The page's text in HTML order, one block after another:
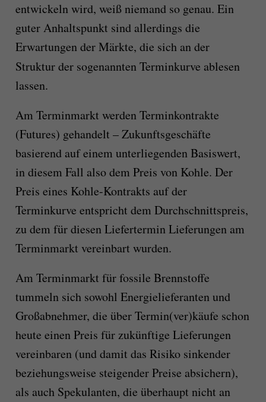
entwickeln wird, weiß niemand so genau. Ein
guter Anhaltspunkt sind allerdings die
Erwartungen der Märkte, die sich an der
Struktur der sogenanntenTerminkurve ablesen
lassen.
Am Terminmarkt werden Terminkontrakte
(Futures) gehandelt – Zukunftsgeschäfte
basierend auf einem unterliegenden Basiswert,
in diesem Fall also dem Preis von Kohle. Der
Preis eines Kohle-Kontrakts auf der
Terminkurve entspricht dem Durchschnittspreis,
zu dem für diesen Liefertermin Lieferungen am
Terminmarkt vereinbart wurden.
Am Terminmarkt für fossile Brennstoffe
tummeln sich sowohl Energielieferanten und
Großabnehmer, die über Termin(ver)käufe schon
heute einen Preis für zukünftige Lieferungen
vereinbaren (und damit das Risiko sinkender
beziehungsweise steigender Preise absichern),
als auch Spekulanten, die überhaupt nicht an